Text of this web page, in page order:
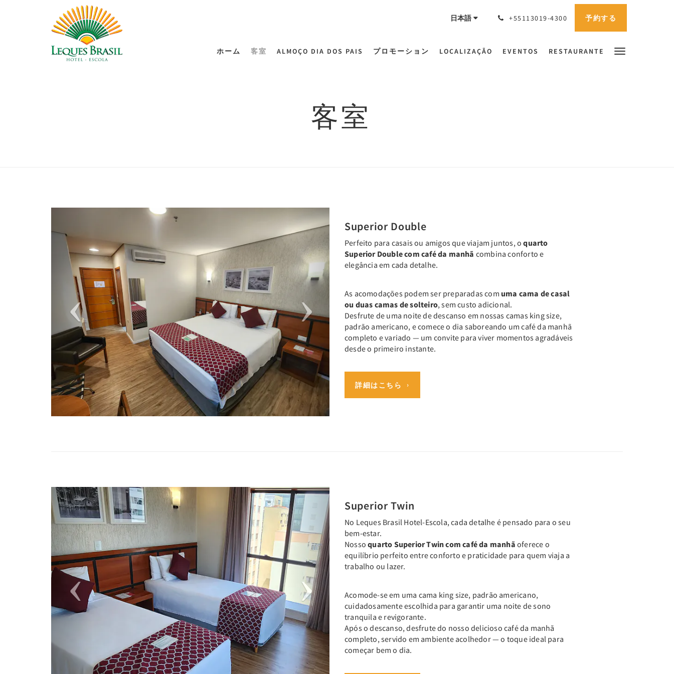
日本語 +55113019-4300 予約する
ホーム 客室 ALMOÇO DIA DOS PAIS プロモーション LOCALIZAÇÃO EVENTOS RESTAURANTE
客室
Next
Superior Double
Perfeito para casais ou amigos que viajam juntos, oquarto
Superior Double com café da manhã combina conforto e
elegância em cada detalhe.
As acomodações podem ser preparadas com uma cama de casal
ou duas camas de solteiro, sem custo adicional.
Desfrute de uma noite de descanso em nossas camas king size,
padrão americano, e comece o dia saboreando um café da manhã
completo e variado — um convite para viver momentos agradáveis
desde o primeiro instante.
詳細はこちら
Previous Next
Superior Twin
No Leques Brasil Hotel-Escola, cada detalhe é pensado para o seu
bem-estar.
Nossoquarto Superior Twin com café da manhã oferece o
equilíbrio perfeito entre conforto e praticidade para quem viaja a
trabalho ou lazer.
Acomode-se em uma cama king size, padrão americano,
cuidadosamente escolhida para garantir uma noite de sono
tranquila e revigorante.
Após o descanso, desfrute do nosso delicioso café da manhã
completo, servido em ambiente acolhedor — o toque ideal para
começar bem o dia.